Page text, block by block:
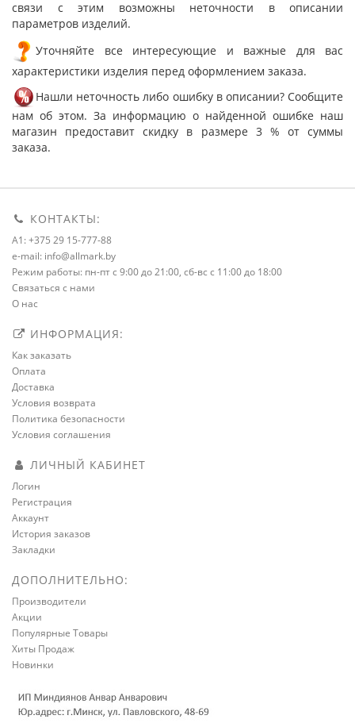
связи с этим возможны неточности в описании
параметров изделий.
Уточняйте все интересующие и важные для вас
характеристики изделия перед оформлением заказа.
Нашли неточность либо ошибку в описании? Сообщите
нам об этом. За информацию о найденной ошибке наш
магазин предоставит скидку в размере 3 % от суммы
заказа.
КОНТАКТЫ:
A1: +375 29 15-777-88
e-mail: info@allmark.by
Режим работы: пн-пт с 9:00 до 21:00, сб-вс с 11:00 до 18:00
Связаться с нами
О нас
ИНФОРМАЦИЯ:
Как заказать
Оплата
Доставка
Условия возврата
Политика безопасности
Условия соглашения
ЛИЧНЫЙ КАБИНЕТ
Логин
Регистрация
Аккаунт
История заказов
Закладки
ДОПОЛНИТЕЛЬНО:
Производители
Акции
Популярные Товары
Хиты Продаж
Новинки